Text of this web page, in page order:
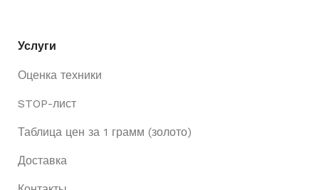
Услуги
Оценка техники
STOP-лист
Таблица цен за 1 грамм (золото)
Доставка